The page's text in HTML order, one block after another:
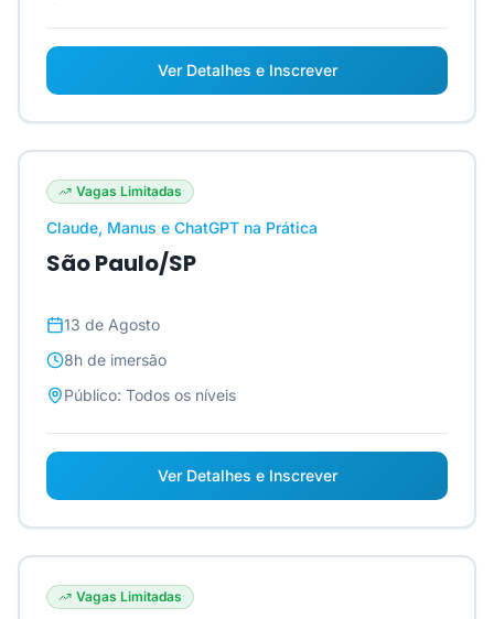
Ver Detalhes e Inscrever
Vagas Limitadas
Claude, Manus e ChatGPT na Prática
São Paulo/SP
13 de Agosto
8h de imersão
Público: Todos os níveis
Ver Detalhes e Inscrever
Vagas Limitadas